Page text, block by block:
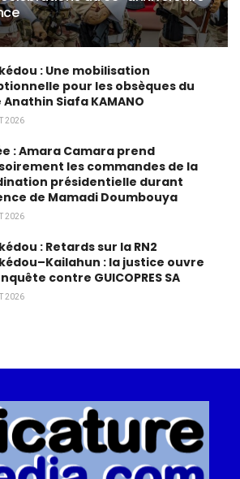
: Une mobilisation
pour les obsèques du
Anathin Siafa KAMANO
2026
: Amara Camara prend
les commandes de la
présidentielle durant
de Mamadi Doumbouya
2026
: Retards sur la RN2
: la justice ouvre
contre GUICOPRES SA
2026